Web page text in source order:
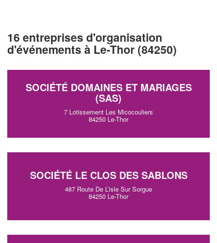
16 entreprises d'organisation
d'événements à Le-Thor (84250)
SOCIÉTÉ DOMAINES ET MARIAGES
(SAS)
7 Lotissement Les Micocouliers
84250 Le-Thor
SOCIÉTÉ LE CLOS DES SABLONS
487 Route De L’isle Sur Sorgue
84250 Le-Thor